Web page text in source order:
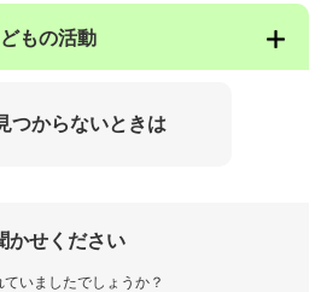
もの活動
つからないときは
かせください
いましたでしょうか？